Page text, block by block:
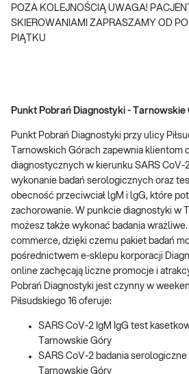
POZA KOLEJNOŚCIĄ UWAGA!
SKIEROWANIAMI ZAPRASZAMY OD
PIĄTKU
Punkt Pobrań Diagnostyki - Tarnowskie
Punkt Pobrań Diagnostyki przy ulicy
Tarnowskich Górach zapewnia klientom
diagnostycznych w kierunku SARS CoV-
wykonanie badań serologicznych oraz
obecność przeciwciał lgM i lgG, które
zachorowanie. W punkcie diagnostyki w
możesz także wykonać badania
commerce, dzięki czemu pakiet badań
pośrednictwem e-sklepu korporacji
online zachęcają liczne promocje i
Pobrań Diagnostyki jest czynny w
Piłsudskiego 16 oferuje:
SARS CoV-2 IgM IgG test
Tarnowskie Góry
SARS CoV-2 badania serologiczne
Tarnowskie Góry